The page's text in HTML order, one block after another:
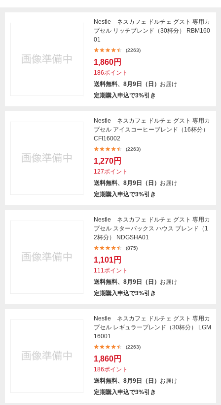
Nestle ネスカフェ ドルチェ グスト 専用カ
プセル リッチブレンド（30杯分） RBM160
01
(2263)
1,860円
186ポイント
送料無料、8月9日（日） お届け
定期購入申込で3%引き
Nestle ネスカフェ ドルチェ グスト 専用カ
プセル アイスコーヒーブレンド（16杯分）
CFI16002
(2263)
1,270円
127ポイント
送料無料、8月9日（日） お届け
定期購入申込で3%引き
Nestle ネスカフェ ドルチェ グスト 専用カ
プセル スターバックス ハウス ブレンド（1
2杯分） NDGSHA01
(875)
1,101円
111ポイント
送料無料、8月9日（日） お届け
定期購入申込で3%引き
Nestle ネスカフェ ドルチェ グスト 専用カ
プセル レギュラーブレンド（30杯分） LGM
16001
(2263)
1,860円
186ポイント
送料無料、8月9日（日） お届け
定期購入申込で3%引き